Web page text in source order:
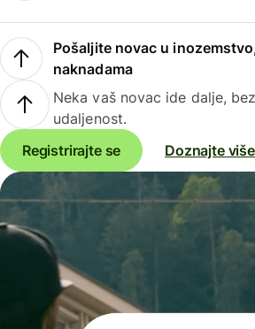
Pošaljite novac u
naknadama
Neka vaš novac ide dalje,
udaljenost.
Registrirajte se
Doznajte više